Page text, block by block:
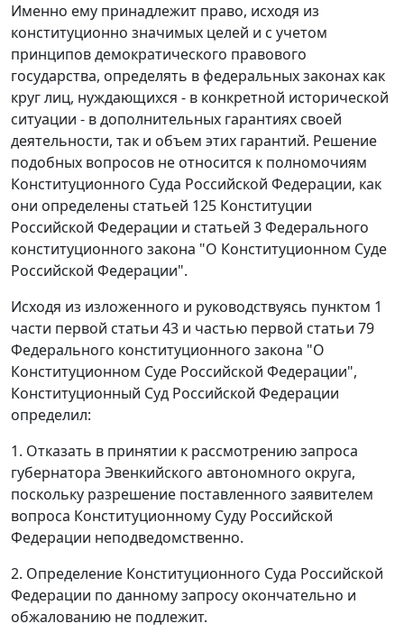
Именно ему принадлежит право, исходя из
конституционно значимых целей и с учетом
принципов демократического правового
государства, определять в федеральных законах как
круг лиц, нуждающихся - в конкретной исторической
ситуации - в дополнительных гарантиях своей
деятельности, так и объем этих гарантий. Решение
подобных вопросов не относится к полномочиям
Конституционного Суда Российской Федерации, как
они определены статьей 125 Конституции
Российской Федерации и статьей 3Федерального
конституционного закона "О Конституционном Суде
Российской Федерации".
Исходя из изложенного и руководствуясь пунктом 1
части первой статьи 43 и частью первой статьи 79
Федерального конституционного закона "О
Конституционном Суде Российской Федерации",
Конституционный Суд Российской Федерации
определил:
1. Отказать в принятии к рассмотрению запроса
губернатора Эвенкийского автономного округа,
поскольку разрешение поставленного заявителем
вопроса Конституционному Суду Российской
Федерации неподведомственно.
2. Определение Конституционного Суда Российской
Федерации по данному запросу окончательно и
обжалованию не подлежит.